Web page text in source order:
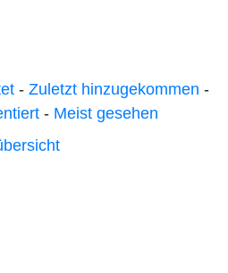
- Zuletzt hinzugekommen -
- Meist gesehen